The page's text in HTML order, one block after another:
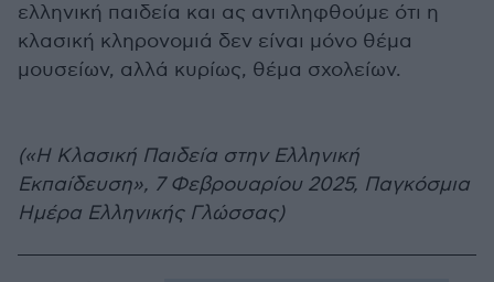
ελληνική παιδεία και ας αντιληφθούμε ότι η
κλασική κληρονομιά δεν είναι μόνο θέμα
μουσείων, αλλά κυρίως, θέμα σχολείων.
(«Η Κλασική Παιδεία στην Ελληνική
Εκπαίδευση», 7 Φεβρουαρίου 2025, Παγκόσμια
Ημέρα Ελληνικής Γλώσσας)